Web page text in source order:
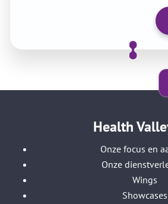
Health
Onze focus en
Onze
Wings
Showcases